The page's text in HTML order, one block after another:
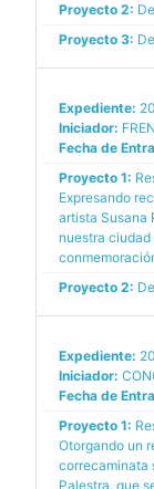
Proyecto 2:
Proyecto 3:
Expediente:
Iniciador:
Fecha de
Proyecto 1:
Expresando
artista Susana
nuestra
Proyecto 2:
Expediente:
Iniciador:
Fecha de
Proyecto 1:
Otorgando un
correcaminata
Palestra, que